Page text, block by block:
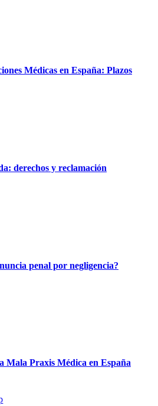
Médicas en España: Plazos
derechos y reclamación
penal por negligencia?
Mala Praxis Médica en España